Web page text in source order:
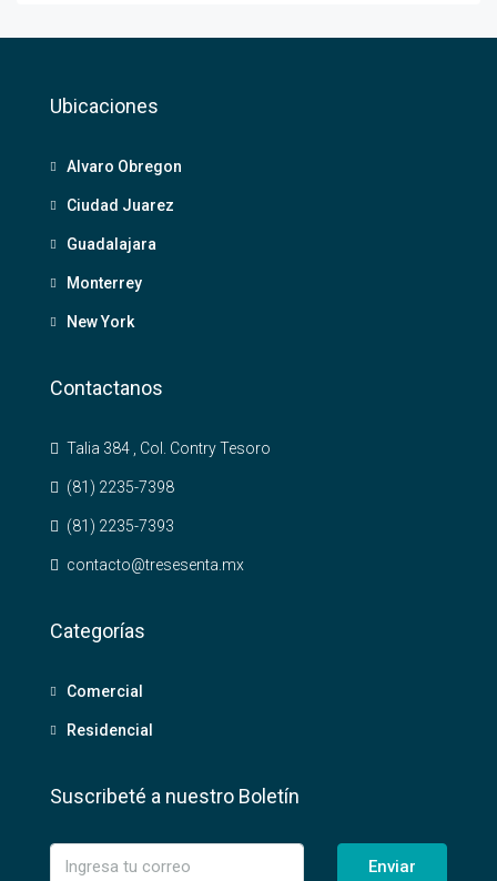
Ubicaciones
Alvaro Obregon
Ciudad Juarez
Guadalajara
Monterrey
New York
Contactanos
Talia 384 , Col. Contry Tesoro
(81) 2235-7398
(81) 2235-7393
contacto@tresesenta.mx
Categorías
Comercial
Residencial
Suscribeté a nuestro Boletín
Enviar